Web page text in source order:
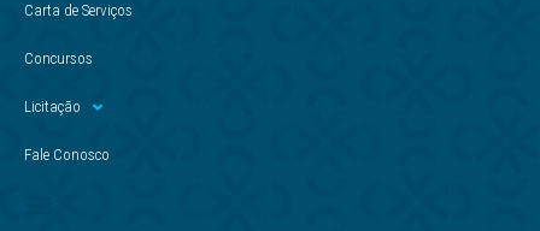
Carta de Serviços
Concursos
Licitação
Fale Conosco